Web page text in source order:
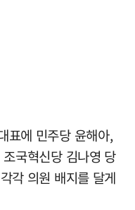
표에 민주당 윤해아,
국혁신당 김나영 당
각 의원 배지를 달게